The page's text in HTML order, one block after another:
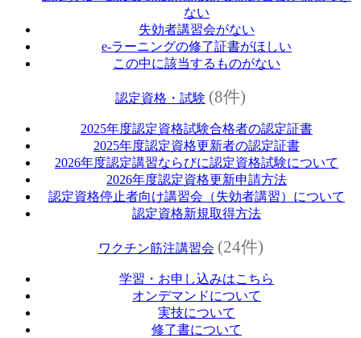
ない
失効者講習会がない
e‐ラーニングの修了証書がほしい
この中に該当するものがない
認定資格・試験 (8件)
2025年度認定資格試験合格者の認定証書
2025年度認定資格更新者の認定証書
2026年度認定講習ならびに認定資格試験について
2026年度認定資格更新申請方法
認定資格停止者向け講習会（失効者講習）について
認定資格新規取得方法
ワクチン筋注講習会 (24件)
学習・お申し込みはこちら
オンデマンドについて
実技について
修了書について